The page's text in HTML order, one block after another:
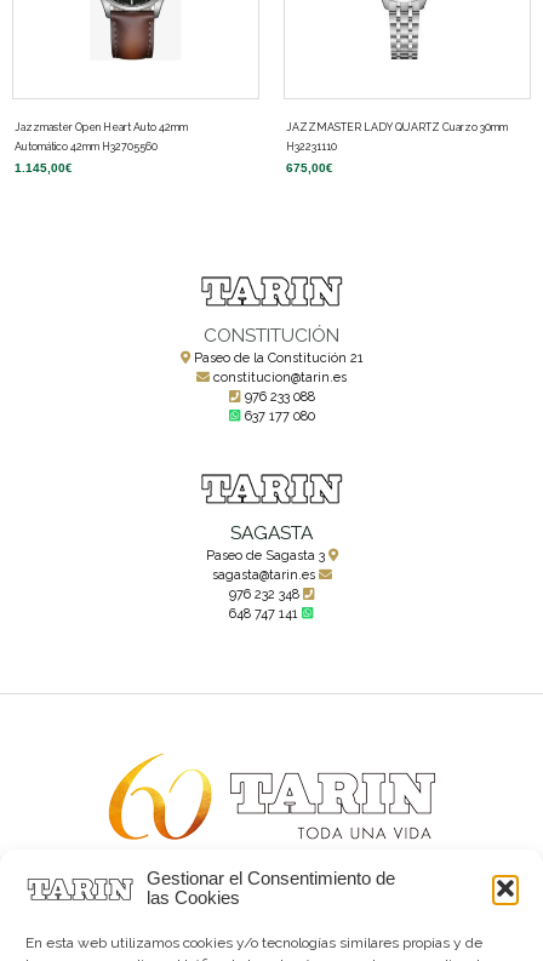
Gestionar el Consentimiento de
las Cookies
En esta web utilizamos cookies y/o tecnologías similares propias y de
Jazzmaster Open Heart Auto 42mm
Automático 42mm H32705560
1.145,00€
JAZZMASTER LADY QUARTZ Cuarzo 30mm
H32231110
675,00€
CONSTITUCIÓN
Paseo de la Constitución 21
constitucion@tarin.es
976 233 088
637 177 080
SAGASTA
Paseo de Sagasta 3
sagasta@tarin.es
976 232 348
648 747 141
Alta joyería desde 1963
Tarín Magazine